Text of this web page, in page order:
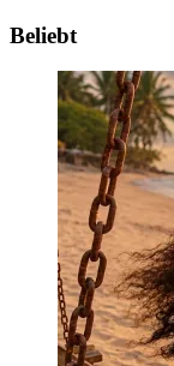
Beliebt